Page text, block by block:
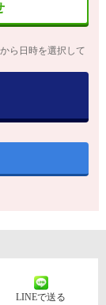
ら日時を選択して
LINEで送る